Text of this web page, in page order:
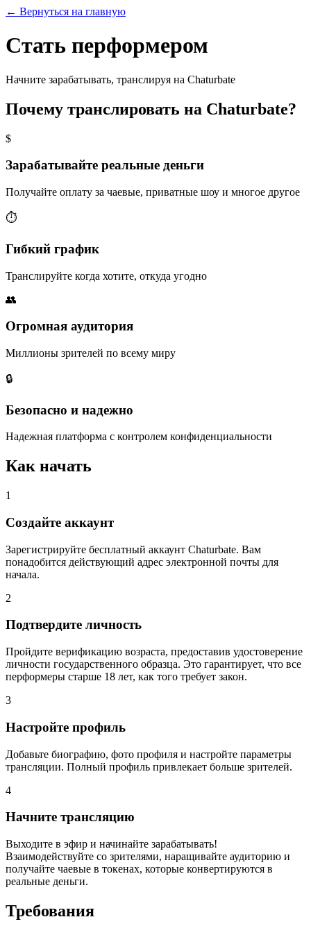
← Вернуться на главную
Стать перформером
Начните зарабатывать, транслируя на Chaturbate
Почему транслировать на Chaturbate?
$
Зарабатывайте реальные деньги
Получайте оплату за чаевые, приватные шоу и многое другое
⏱
Гибкий график
Транслируйте когда хотите, откуда угодно
👥
Огромная аудитория
Миллионы зрителей по всему миру
🔒
Безопасно и надежно
Надежная платформа с контролем конфиденциальности
Как начать
1
Создайте аккаунт
Зарегистрируйте бесплатный аккаунт Chaturbate. Вам
понадобится действующий адрес электронной почты для
начала.
2
Подтвердите личность
Пройдите верификацию возраста, предоставив удостоверение
личности государственного образца. Это гарантирует, что все
перформеры старше 18 лет, как того требует закон.
3
Настройте профиль
Добавьте биографию, фото профиля и настройте параметры
трансляции. Полный профиль привлекает больше зрителей.
4
Начните трансляцию
Выходите в эфир и начинайте зарабатывать!
Взаимодействуйте со зрителями, наращивайте аудиторию и
получайте чаевые в токенах, которые конвертируются в
реальные деньги.
Требования